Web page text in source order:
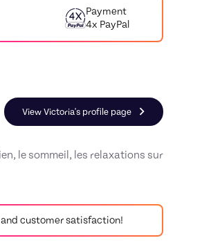
Payment
4x PayPal
View Victoria's profile page
le sommeil, les relaxations sur
customer satisfaction!